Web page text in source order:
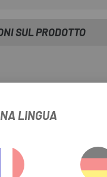
SUL PRODOTTO
LINGUA